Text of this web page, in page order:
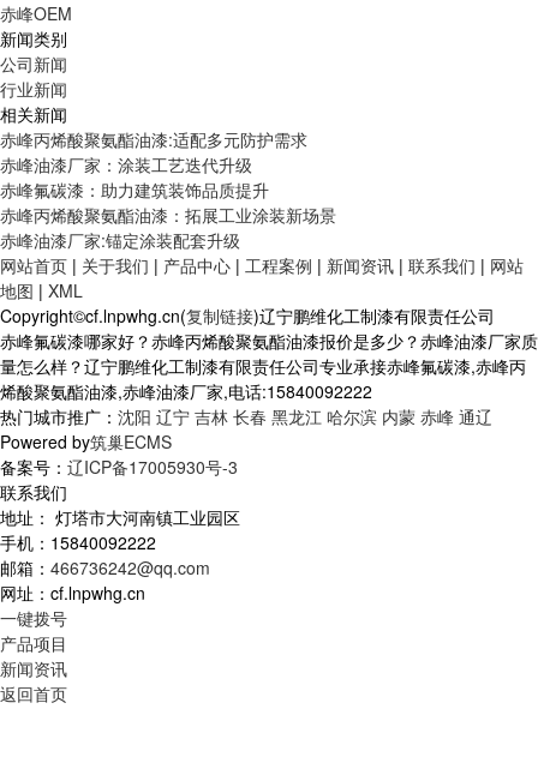
赤峰OEM
新闻类别
公司新闻
行业新闻
相关新闻
赤峰丙烯酸聚氨酯油漆:适配多元防护需求
赤峰油漆厂家：涂装工艺迭代升级
赤峰氟碳漆：助力建筑装饰品质提升
赤峰丙烯酸聚氨酯油漆：拓展工业涂装新场景
赤峰油漆厂家:锚定涂装配套升级
网站首页 | 关于我们 | 产品中心 | 工程案例 | 新闻资讯 | 联系我们 | 网站
地图 | XML
Copyright©cf.lnpwhg.cn(复制链接)辽宁鹏维化工制漆有限责任公司
赤峰氟碳漆哪家好？赤峰丙烯酸聚氨酯油漆报价是多少？赤峰油漆厂家质
量怎么样？辽宁鹏维化工制漆有限责任公司专业承接赤峰氟碳漆,赤峰丙
烯酸聚氨酯油漆,赤峰油漆厂家,电话:15840092222
热门城市推广： 沈阳 辽宁 吉林 长春 黑龙江 哈尔滨 内蒙 赤峰 通辽
Powered by筑巢ECMS
备案号： 辽ICP备17005930号-3
联系我们
地址： 灯塔市大河南镇工业园区
手机：15840092222
邮箱： 466736242@qq.com
网址：cf.lnpwhg.cn
一键拨号
产品项目
新闻资讯
返回首页